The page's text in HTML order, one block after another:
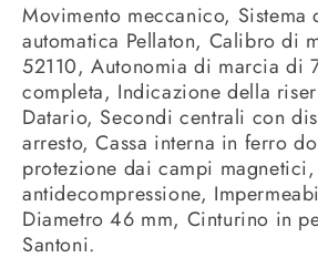
Movimento meccanico,
automatica Pellaton, Calibro di
52110, Autonomia di marcia di
completa, Indicazione della
Datario, Secondi centrali con
arresto, Cassa interna in ferro
protezione dai campi
antidecompressione,
Diametro 46 mm, Cinturino in
Santoni.